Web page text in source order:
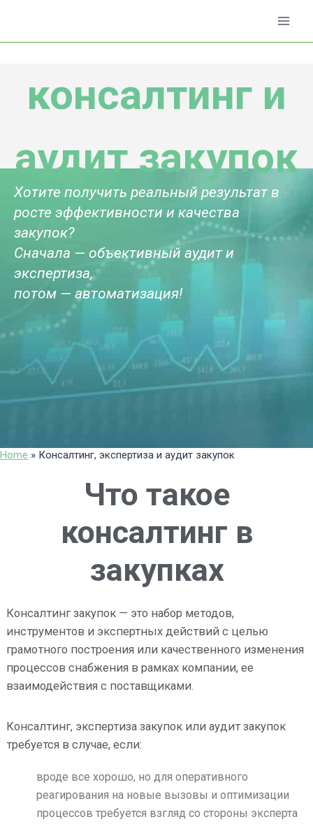
консалтинг и
аудит закупок
Хотите получить реальный результат в
росте эффективности и качества
закупок?
Сначала — объективный аудит и
экспертиза,
потом — автоматизация!
Home » Консалтинг, экспертиза и аудит закупок
Что такое
консалтинг в
закупках
Консалтинг закупок — это набор методов,
инструментов и экспертных действий с целью
грамотного построения или качественного изменения
процессов снабжения в рамках компании, ее
взаимодействия с поставщиками.
Консалтинг, экспертиза закупок или аудит закупок
требуется в случае, если:
вроде все хорошо, но для оперативного
реагирования на новые вызовы и оптимизации
процессов требуется взгляд со стороны эксперта